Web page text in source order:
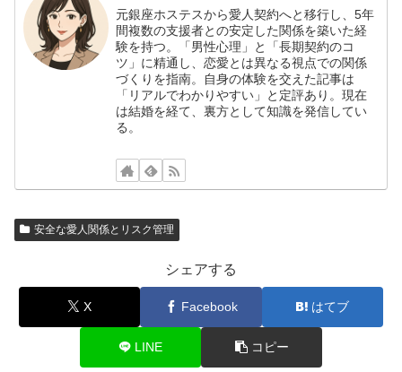
元銀座ホステスから愛人契約へと移行し、5年
間複数の支援者との安定した関係を築いた経
験を持つ。「男性心理」と「長期契約のコ
ツ」に精通し、恋愛とは異なる視点での関係
づくりを指南。自身の体験を交えた記事は
「リアルでわかりやすい」と定評あり。現在
は結婚を経て、裏方として知識を発信してい
る。
安全な愛人関係とリスク管理
シェアする
X Facebook はてブ
LINE コピー